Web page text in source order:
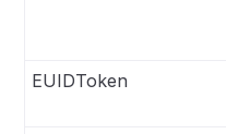
EUIDToken